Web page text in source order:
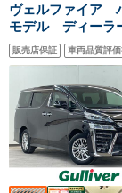
ヴェルファイア
モデル ディーラ
両側パワースラ
ッシュセーフテ
ナー バックモ
販売店保証 車両品質評